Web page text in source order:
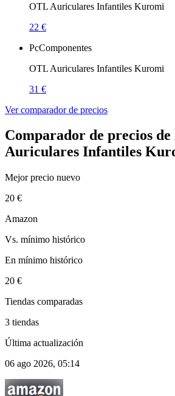
OTL Auriculares Infantiles Kuromi
22 €
PcComponentes
OTL Auriculares Infantiles Kuromi
31 €
Ver comparador de precios
Comparador de precios
Auriculares Infantiles
Mejor precio nuevo
20 €
Amazon
Vs. mínimo histórico
En mínimo histórico
20 €
Tiendas comparadas
3 tiendas
Última actualización
06 ago 2026, 05:14